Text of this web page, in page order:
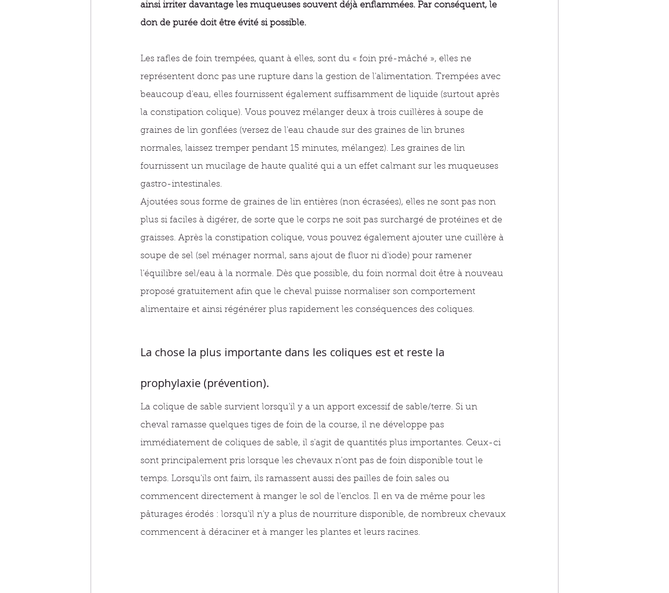
ainsi irriter davantage les muqueuses souvent déjà enflammées. Par conséquent, le
don de purée doit être évité si possible.
Les rafles de foin trempées, quant à elles, sont du « foin pré-mâché », elles ne
représentent donc pas une rupture dans la gestion de l'alimentation. Trempées avec
beaucoup d'eau, elles fournissent également suffisamment de liquide (surtout après
la constipation colique). Vous pouvez mélanger deux à trois cuillères à soupe de
graines de lin gonflées (versez de l'eau chaude sur des graines de lin brunes
normales, laissez tremper pendant 15 minutes, mélangez). Les graines de lin
fournissent un mucilage de haute qualité qui a un effet calmant sur les muqueuses
gastro-intestinales.
Ajoutées sous forme de graines de lin entières (non écrasées), elles ne sont pas non
plus si faciles à digérer, de sorte que le corps ne soit pas surchargé de protéines et de
graisses. Après la constipation colique, vous pouvez également ajouter une cuillère à
soupe de sel (sel ménager normal, sans ajout de fluor ni d'iode) pour ramener
l'équilibre sel/eau à la normale. Dès que possible, du foin normal doit être à nouveau
proposé gratuitement afin que le cheval puisse normaliser son comportement
alimentaire et ainsi régénérer plus rapidement les conséquences des coliques.
La chose la plus importante dans les coliques est et reste la
prophylaxie (prévention).
La colique de sable survient lorsqu'il y a un apport excessif de sable/terre. Si un
cheval ramasse quelques tiges de foin de la course, il ne développe pas
immédiatement de coliques de sable, il s'agit de quantités plus importantes. Ceux-ci
sont principalement pris lorsque les chevaux n'ont pas de foin disponible tout le
temps. Lorsqu'ils ont faim, ils ramassent aussi des pailles de foin sales ou
commencent directement à manger le sol de l'enclos. Il en va de même pour les
pâturages érodés : lorsqu'il n'y a plus de nourriture disponible, de nombreux chevaux
commencent à déraciner et à manger les plantes et leurs racines.